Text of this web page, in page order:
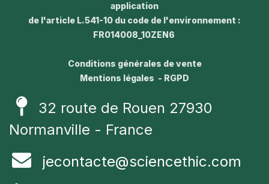
application
de l'article L.541-10 du code de l'environnement :
FR014008_10ZEN6
Conditions générales de vente
Mentions légales - RGPD
32 route de Rouen 27930
Normanville - France
jecontacte@sciencethic.com